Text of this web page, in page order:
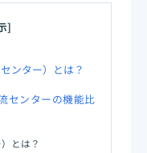
]
ンター）とは？
センターの機能比
とは？